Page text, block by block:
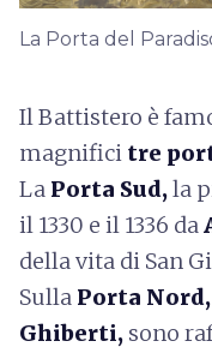
La Porta del
Il Battistero è
magnifici tre
La Porta Sud,la
il 1330 e il 1336 da
della vita di San
Sulla Porta Nord,
Ghiberti, sono